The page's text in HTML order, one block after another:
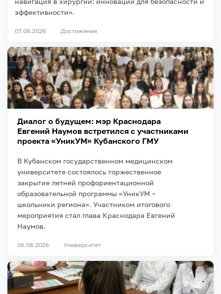
эффективности».
07.08.2026 Достижения
Диалог о будущем: мэр Краснодара
Евгений Наумов встретился с участниками
проекта «УникУМ» Кубанского ГМУ
В Кубанском государственном медицинском
университете состоялось торжественное
закрытие летней профориентационной
образовательной программы «УникУМ –
школьники региона». Участником итогового
мероприятия стал глава Краснодара Евгений
Наумов.
06.08.2026 Университет